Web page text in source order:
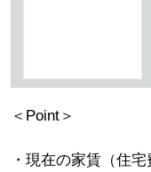
＜Point＞
現在の家賃（住